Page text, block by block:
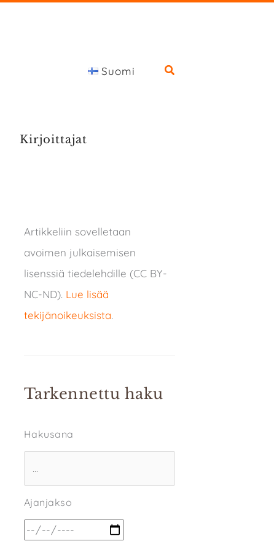
Suomi
Kirjoittajat
Artikkeliin sovelletaan
avoimen julkaisemisen
lisenssiä tiedelehdille (CC BY-
NC-ND). Lue lisää
tekijänoikeuksista.
Tarkennettu haku
Hakusana
Ajanjakso